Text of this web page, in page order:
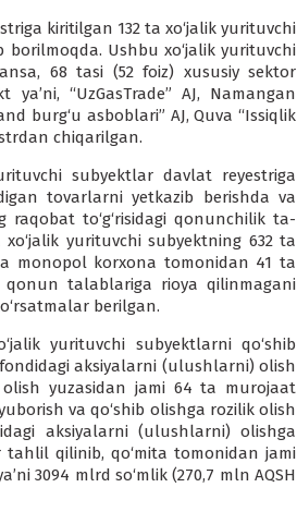
kiritilgan 132 ta xo‘jalik yurituvchi
Ushbu xo‘jalik yurituvchi
68 tasi (52 foiz) xususiy sektor
“UzGasTrade” AJ, Namangan
burg‘u asboblari” AJ, Quva “Issiqlik
chiqarilgan.
subyektlar davlat reyestriga
tovarlarni yetkazib berishda va
raqobat to‘g‘risidagi qonunchilik ta­
yuri­tuvchi sub­yektning 632 ta
monopol korxona tomonidan 41 ta
qonun talablariga rioya qilinmagani
berilgan.
yuri­tuvchi subyektlarni qo‘shib
aksiyalarni (ulushlarni) olish
yuzasidan jami 64 ta murojaat
va qo‘shib olishga rozilik olish
aksiyalarni (ulushlarni) olishga
qilinib, qo‘mita tomonidan jami
3094 mlrd so‘mlik (270,7 mln AQSH